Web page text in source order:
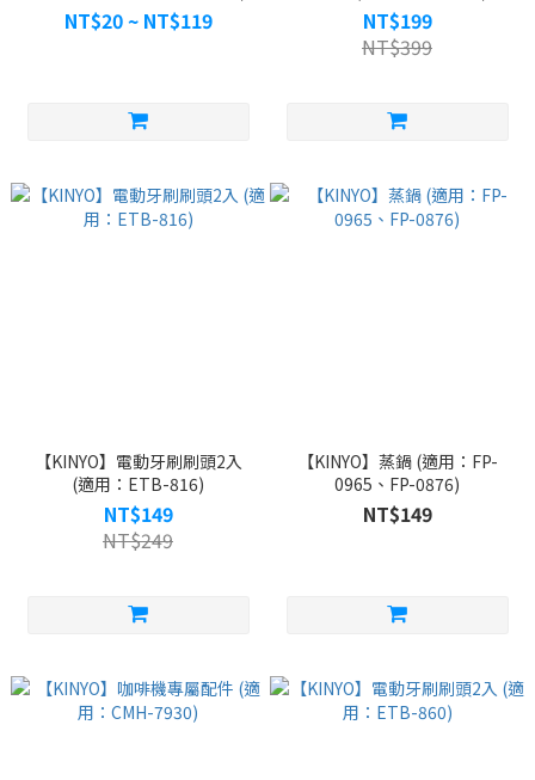
NT$20 ~ NT$119
NT$199
NT$399
【KINYO】電動牙刷刷頭2入
(適用：ETB-816)
NT$149
NT$249
【KINYO】蒸鍋 (適用：FP-
0965、FP-0876)
NT$149